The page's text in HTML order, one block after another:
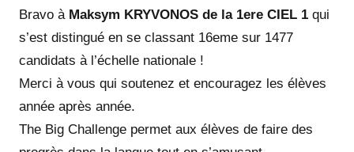
Bravo à Maksym KRYVONOS de la 1ere CIEL 1 qui
s’est distingué en se classant 16eme sur 1477
candidats à l’échelle nationale !
Merci à vous qui soutenez et encouragez les élèves
année après année.
The Big Challenge permet aux élèves de faire des